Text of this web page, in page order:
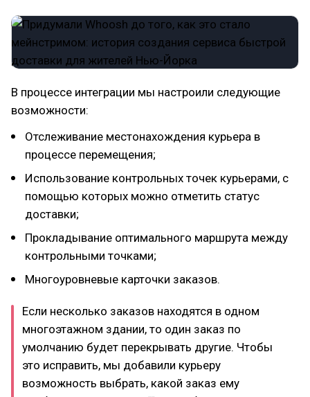
В процессе интеграции мы настроили следующие
возможности:
Отслеживание местонахождения курьера в
процессе перемещения;
Использование контрольных точек курьерами, с
помощью которых можно отметить статус
доставки;
Прокладывание оптимального маршрута между
контрольными точками;
Многоуровневые карточки заказов.
Если несколько заказов находятся в одном
многоэтажном здании, то один заказ по
умолчанию будет перекрывать другие. Чтобы
это исправить, мы добавили курьеру
возможность выбрать, какой заказ ему